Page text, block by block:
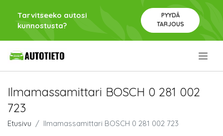
Tarvitseeko autosi
kunnostusta?
PYYDÄ
TARJOUS
Ilmamassamittari BOSCH 0 281 002
723
Etusivu Ilmamassamittari BOSCH 0 281 002 723